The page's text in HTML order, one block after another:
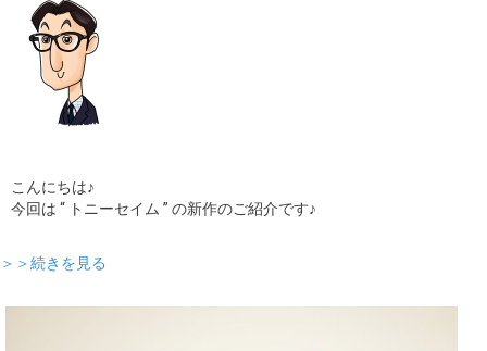
こんにちは♪
今回は “ トニーセイム ” の新作のご紹介です♪
＞＞続きを見る